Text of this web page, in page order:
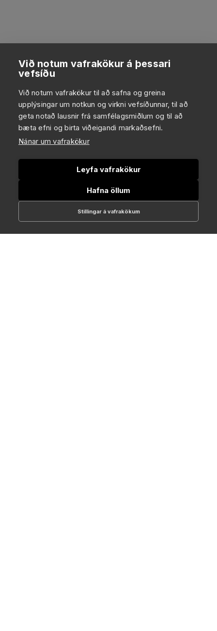
Við notum vafrakökur á þessari
vefsíðu
Við notum vafrakökur til að safna og greina
upplýsingar um notkun og virkni vefsíðunnar, til að
geta notað lausnir frá samfélagsmiðlum og til að
bæta efni og birta viðeigandi markaðsefni.
Nánar um vafrakökur
Leyfa vafrakökur
Hafna öllum
Stillingar á vafrakökum